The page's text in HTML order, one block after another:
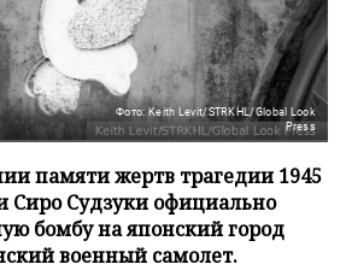
Фото: Keith Levit/STRKHL/Global Look
Press
памяти жертв трагедии 1945
Сиро Судзуки официально
бомбу на японский город
военный самолет.